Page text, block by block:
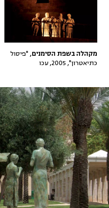
מקהלה בשפת הסימנים, "פיסול
כתיאטרון", 2005, עכו